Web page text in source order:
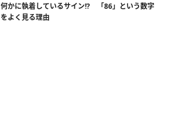
何かに執着しているサイン!? 「86」という数字
をよく見る理由